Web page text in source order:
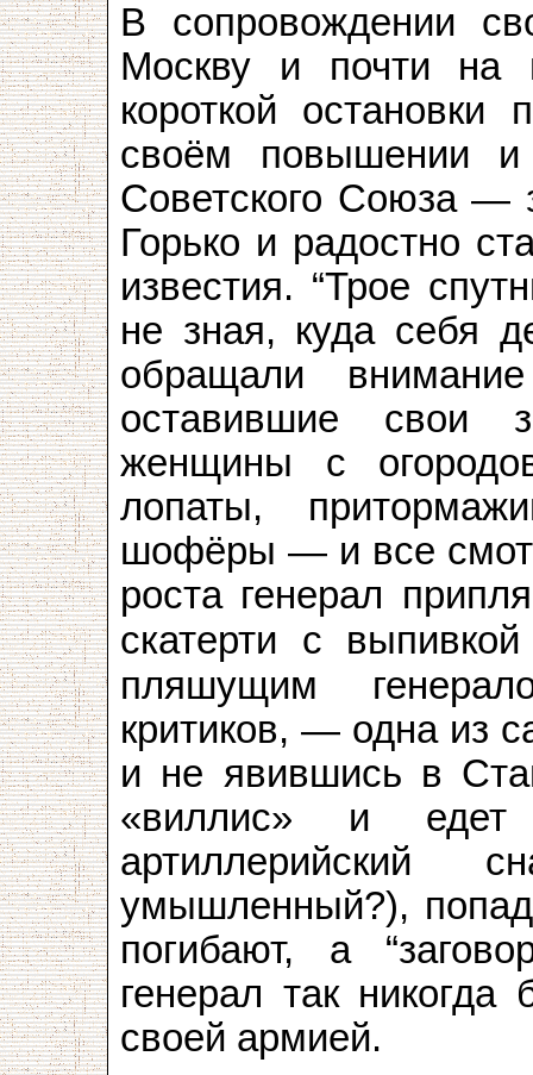
В сопровождении
Москву и почти на
короткой
своём повышении и
Советского Союза —
Горько и радостно
известия. “Трое
не зная, куда себя
обращали
оставившие свои
женщины с
лопаты,
шофёры — и все
роста генерал
скатерти с
пляшущим
критиков, — одна из
и не явившись в
«виллис» и
артиллерийский
умышленный?),
погибают, а
генерал так
своей армией.